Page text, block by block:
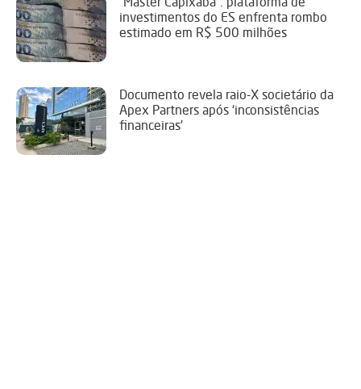
investimentos do ES enfrenta rombo
estimado em R$ 500 milhões
Documento revela raio-X societário da
Apex Partners após ‘inconsistências
financeiras’